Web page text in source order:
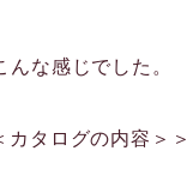
んな感じでした。
カタログの内容＞＞